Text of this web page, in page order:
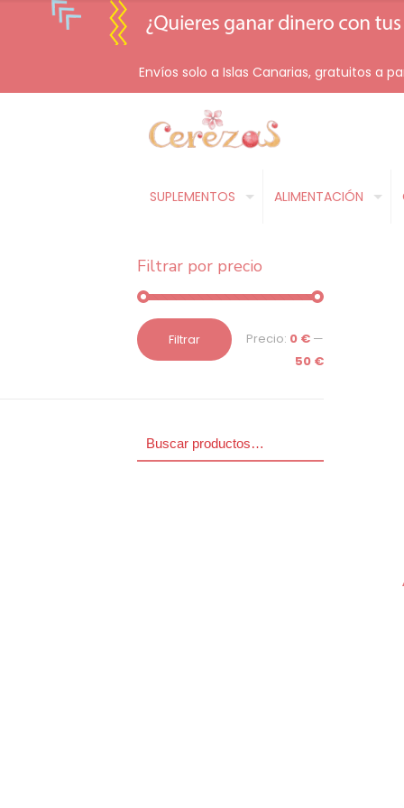
Envíos solo a Islas Canarias, gratuitos a
SUPLEMENTOS ALIMENTACIÓN
Filtrar por precio
Precio
mínimo
Precio
máximo
Filtrar Precio: 0 € —
50 €